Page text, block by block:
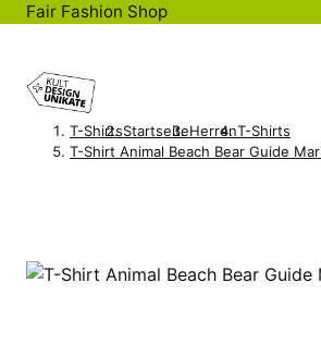
Fair Fashion Shop
T-ShirtsStartseiteHerrenT-Shirts
T-Shirt Animal Beach Bear Guide